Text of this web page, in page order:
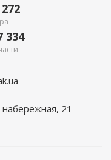
334
набережная, 21